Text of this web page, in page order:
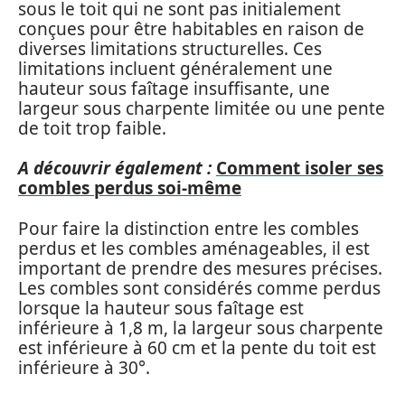
sous le toit qui ne sont pas initialement
conçues pour être habitables en raison de
diverses limitations structurelles. Ces
limitations incluent généralement une
hauteur sous faîtage insuffisante, une
largeur sous charpente limitée ou une pente
de toit trop faible.
A découvrir également : Comment isoler ses
combles perdus soi-même
Pour faire la distinction entre les combles
perdus et les combles aménageables, il est
important de prendre des mesures précises.
Les combles sont considérés comme perdus
lorsque la hauteur sous faîtage est
inférieure à 1,8 m, la largeur sous charpente
est inférieure à 60 cm et la pente du toit est
inférieure à 30°.